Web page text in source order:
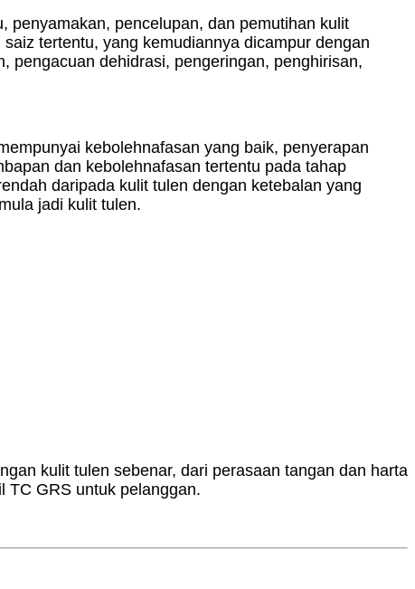
penyamakan, pencelupan, dan pemutihan kulit
tertentu, yang kemudiannya dicampur dengan
pengacuan dehidrasi, pengeringan, penghirisan,
kebolehnafasan yang baik, penyerapan
dan kebolehnafasan tertentu pada tahap
daripada kulit tulen dengan ketebalan yang
jadi kulit tulen.
kulit tulen sebenar, dari perasaan tangan dan harta
TC GRS untuk pelanggan.